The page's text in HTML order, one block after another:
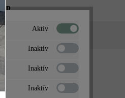
Aktív
Inaktív
Inaktív
Inaktív